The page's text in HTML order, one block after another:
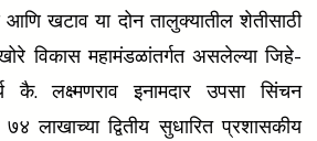
आणि खटाव या दोन तालुक्यातील शेतीसाठी
विकास महामंडळांतर्गत असलेल्या जिहे-
कै. लक्ष्मणराव इनामदार उपसा सिंचन
लाखाच्या द्वितीय सुधारित प्रशासकीय